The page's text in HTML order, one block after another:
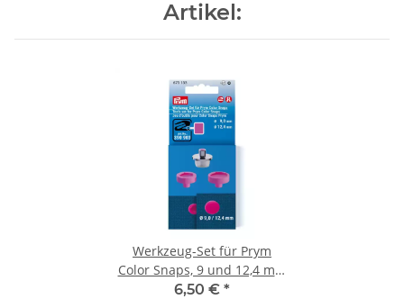
Artikel:
Werkzeug-Set für Prym
Color Snaps, 9 und 12,4 mm
673133
6,50 € *